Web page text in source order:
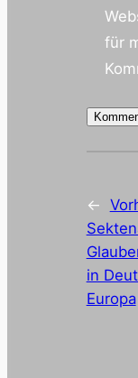
für
←
in
Europa